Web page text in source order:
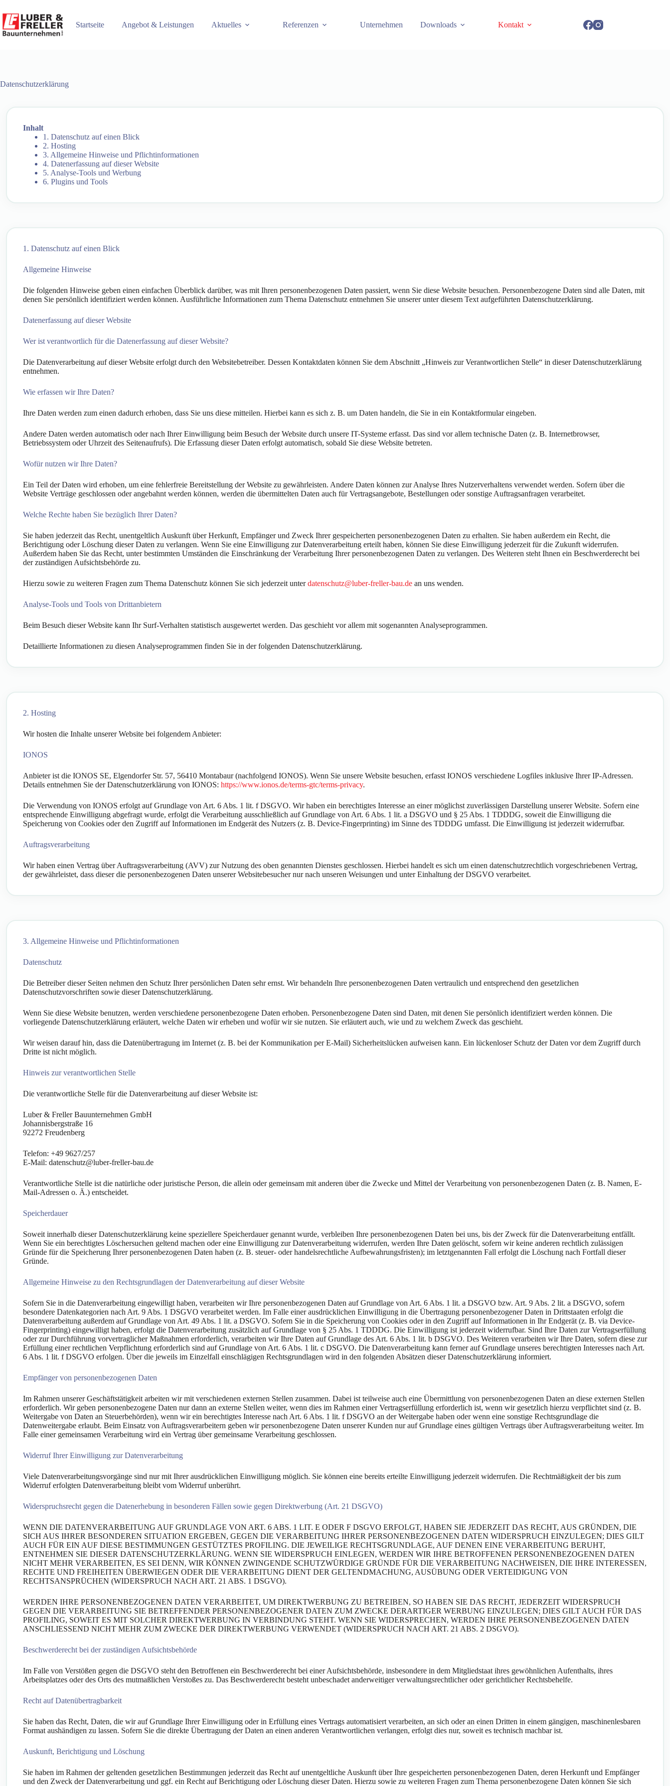
Inhalt
springen
Startseite Angebot & Leistungen Aktuelles Referenzen Unternehmen Downloads Kontakt
Datenschutz­erklärung
Inhalt
1. Datenschutz auf einen Blick
2. Hosting
3. Allgemeine Hinweise und Pflicht­informationen
4. Datenerfassung auf dieser Website
5. Analyse-Tools und Werbung
6. Plugins und Tools
1. Datenschutz auf einen Blick
Allgemeine Hinweise
Die folgenden Hinweise geben einen einfachen Überblick darüber, was mit Ihren personenbezogenen Daten passiert, wenn Sie diese Website besuchen. Personenbezogene Daten sind alle Daten, mit
denen Sie persönlich identifiziert werden können. Ausführliche Informationen zum Thema Datenschutz entnehmen Sie unserer unter diesem Text aufgeführten Datenschutzerklärung.
Datenerfassung auf dieser Website
Wer ist verantwortlich für die Datenerfassung auf dieser Website?
Die Datenverarbeitung auf dieser Website erfolgt durch den Websitebetreiber. Dessen Kontaktdaten können Sie dem Abschnitt „Hinweis zur Verantwortlichen Stelle“ in dieser Datenschutzerklärung
entnehmen.
Wie erfassen wir Ihre Daten?
Ihre Daten werden zum einen dadurch erhoben, dass Sie uns diese mitteilen. Hierbei kann es sich z. B. um Daten handeln, die Sie in ein Kontaktformular eingeben.
Andere Daten werden automatisch oder nach Ihrer Einwilligung beim Besuch der Website durch unsere IT-Systeme erfasst. Das sind vor allem technische Daten (z. B. Internetbrowser,
Betriebssystem oder Uhrzeit des Seitenaufrufs). Die Erfassung dieser Daten erfolgt automatisch, sobald Sie diese Website betreten.
Wofür nutzen wir Ihre Daten?
Ein Teil der Daten wird erhoben, um eine fehlerfreie Bereitstellung der Website zu gewährleisten. Andere Daten können zur Analyse Ihres Nutzerverhaltens verwendet werden. Sofern über die
Website Verträge geschlossen oder angebahnt werden können, werden die übermittelten Daten auch für Vertragsangebote, Bestellungen oder sonstige Auftragsanfragen verarbeitet.
Welche Rechte haben Sie bezüglich Ihrer Daten?
Sie haben jederzeit das Recht, unentgeltlich Auskunft über Herkunft, Empfänger und Zweck Ihrer gespeicherten personenbezogenen Daten zu erhalten. Sie haben außerdem ein Recht, die
Berichtigung oder Löschung dieser Daten zu verlangen. Wenn Sie eine Einwilligung zur Datenverarbeitung erteilt haben, können Sie diese Einwilligung jederzeit für die Zukunft widerrufen.
Außerdem haben Sie das Recht, unter bestimmten Umständen die Einschränkung der Verarbeitung Ihrer personenbezogenen Daten zu verlangen. Des Weiteren steht Ihnen ein Beschwerderecht bei
der zuständigen Aufsichtsbehörde zu.
Hierzu sowie zu weiteren Fragen zum Thema Datenschutz können Sie sich jederzeit unterdatenschutz@luber-freller-bau.de an uns wenden.
Analyse-Tools und Tools von Dritt­anbietern
Beim Besuch dieser Website kann Ihr Surf-Verhalten statistisch ausgewertet werden. Das geschieht vor allem mit sogenannten Analyseprogrammen.
Detaillierte Informationen zu diesen Analyseprogrammen finden Sie in der folgenden Datenschutzerklärung.
2. Hosting
Wir hosten die Inhalte unserer Website bei folgendem Anbieter:
IONOS
Anbieter ist die IONOS SE, Elgendorfer Str. 57, 56410 Montabaur (nachfolgend IONOS). Wenn Sie unsere Website besuchen, erfasst IONOS verschiedene Logfiles inklusive Ihrer IP-Adressen.
Details entnehmen Sie der Datenschutzerklärung von IONOS: https://www.ionos.de/terms-gtc/terms-privacy.
Die Verwendung von IONOS erfolgt auf Grundlage von Art. 6 Abs. 1 lit. f DSGVO. Wir haben ein berechtigtes Interesse an einer möglichst zuverlässigen Darstellung unserer Website. Sofern eine
entsprechende Einwilligung abgefragt wurde, erfolgt die Verarbeitung ausschließlich auf Grundlage von Art. 6 Abs. 1 lit. a DSGVO und § 25 Abs. 1 TDDDG, soweit die Einwilligung die
Speicherung von Cookies oder den Zugriff auf Informationen im Endgerät des Nutzers (z. B. Device-Fingerprinting) im Sinne des TDDDG umfasst. Die Einwilligung ist jederzeit widerrufbar.
Auftragsverarbeitung
Wir haben einen Vertrag über Auftragsverarbeitung (AVV) zur Nutzung des oben genannten Dienstes geschlossen. Hierbei handelt es sich um einen datenschutzrechtlich vorgeschriebenen Vertrag,
der gewährleistet, dass dieser die personenbezogenen Daten unserer Websitebesucher nur nach unseren Weisungen und unter Einhaltung der DSGVO verarbeitet.
3. Allgemeine Hinweise und Pflicht­informationen
Datenschutz
Die Betreiber dieser Seiten nehmen den Schutz Ihrer persönlichen Daten sehr ernst. Wir behandeln Ihre personenbezogenen Daten vertraulich und entsprechend den gesetzlichen
Datenschutzvorschriften sowie dieser Datenschutzerklärung.
Wenn Sie diese Website benutzen, werden verschiedene personenbezogene Daten erhoben. Personenbezogene Daten sind Daten, mit denen Sie persönlich identifiziert werden können. Die
vorliegende Datenschutzerklärung erläutert, welche Daten wir erheben und wofür wir sie nutzen. Sie erläutert auch, wie und zu welchem Zweck das geschieht.
Wir weisen darauf hin, dass die Datenübertragung im Internet (z. B. bei der Kommunikation per E-Mail) Sicherheitslücken aufweisen kann. Ein lückenloser Schutz der Daten vor dem Zugriff durch
Dritte ist nicht möglich.
Hinweis zur verantwortlichen Stelle
Die verantwortliche Stelle für die Datenverarbeitung auf dieser Website ist:
Luber & Freller Bauunternehmen GmbH
Johannisbergstraße 16
92272 Freudenberg
Telefon: +49 9627/257
E-Mail: datenschutz@luber-freller-bau.de
Verantwortliche Stelle ist die natürliche oder juristische Person, die allein oder gemeinsam mit anderen über die Zwecke und Mittel der Verarbeitung von personenbezogenen Daten (z. B. Namen, E-
Mail-Adressen o. Ä.) entscheidet.
Speicherdauer
Soweit innerhalb dieser Datenschutzerklärung keine speziellere Speicherdauer genannt wurde, verbleiben Ihre personenbezogenen Daten bei uns, bis der Zweck für die Datenverarbeitung entfällt.
Wenn Sie ein berechtigtes Löschersuchen geltend machen oder eine Einwilligung zur Datenverarbeitung widerrufen, werden Ihre Daten gelöscht, sofern wir keine anderen rechtlich zulässigen
Gründe für die Speicherung Ihrer personenbezogenen Daten haben (z. B. steuer- oder handelsrechtliche Aufbewahrungsfristen); im letztgenannten Fall erfolgt die Löschung nach Fortfall dieser
Gründe.
Allgemeine Hinweise zu den Rechtsgrundlagen der Datenverarbeitung auf dieser Website
Sofern Sie in die Datenverarbeitung eingewilligt haben, verarbeiten wir Ihre personenbezogenen Daten auf Grundlage von Art. 6 Abs. 1 lit. a DSGVO bzw. Art. 9 Abs. 2 lit. a DSGVO, sofern
besondere Datenkategorien nach Art. 9 Abs. 1 DSGVO verarbeitet werden. Im Falle einer ausdrücklichen Einwilligung in die Übertragung personenbezogener Daten in Drittstaaten erfolgt die
Datenverarbeitung außerdem auf Grundlage von Art. 49 Abs. 1 lit. a DSGVO. Sofern Sie in die Speicherung von Cookies oder in den Zugriff auf Informationen in Ihr Endgerät (z. B. via Device-
Fingerprinting) eingewilligt haben, erfolgt die Datenverarbeitung zusätzlich auf Grundlage von § 25 Abs. 1 TDDDG. Die Einwilligung ist jederzeit widerrufbar. Sind Ihre Daten zur Vertragserfüllung
oder zur Durchführung vorvertraglicher Maßnahmen erforderlich, verarbeiten wir Ihre Daten auf Grundlage des Art. 6 Abs. 1 lit. b DSGVO. Des Weiteren verarbeiten wir Ihre Daten, sofern diese zur
Erfüllung einer rechtlichen Verpflichtung erforderlich sind auf Grundlage von Art. 6 Abs. 1 lit. c DSGVO. Die Datenverarbeitung kann ferner auf Grundlage unseres berechtigten Interesses nach Art.
6 Abs. 1 lit. f DSGVO erfolgen. Über die jeweils im Einzelfall einschlägigen Rechtsgrundlagen wird in den folgenden Absätzen dieser Datenschutzerklärung informiert.
Empfänger von personenbezogenen Daten
Im Rahmen unserer Geschäftstätigkeit arbeiten wir mit verschiedenen externen Stellen zusammen. Dabei ist teilweise auch eine Übermittlung von personenbezogenen Daten an diese externen Stellen
erforderlich. Wir geben personenbezogene Daten nur dann an externe Stellen weiter, wenn dies im Rahmen einer Vertragserfüllung erforderlich ist, wenn wir gesetzlich hierzu verpflichtet sind (z. B.
Weitergabe von Daten an Steuerbehörden), wenn wir ein berechtigtes Interesse nach Art. 6 Abs. 1 lit. f DSGVO an der Weitergabe haben oder wenn eine sonstige Rechtsgrundlage die
Datenweitergabe erlaubt. Beim Einsatz von Auftragsverarbeitern geben wir personenbezogene Daten unserer Kunden nur auf Grundlage eines gültigen Vertrags über Auftragsverarbeitung weiter. Im
Falle einer gemeinsamen Verarbeitung wird ein Vertrag über gemeinsame Verarbeitung geschlossen.
Widerruf Ihrer Einwilligung zur Datenverarbeitung
Viele Datenverarbeitungsvorgänge sind nur mit Ihrer ausdrücklichen Einwilligung möglich. Sie können eine bereits erteilte Einwilligung jederzeit widerrufen. Die Rechtmäßigkeit der bis zum
Widerruf erfolgten Datenverarbeitung bleibt vom Widerruf unberührt.
Widerspruchsrecht gegen die Datenerhebung in besonderen Fällen sowie gegen Direktwerbung (Art. 21 DSGVO)
WENN DIE DATENVERARBEITUNG AUF GRUNDLAGE VON ART. 6 ABS. 1 LIT. E ODER F DSGVO ERFOLGT, HABEN SIE JEDERZEIT DAS RECHT, AUS GRÜNDEN, DIE
SICH AUS IHRER BESONDEREN SITUATION ERGEBEN, GEGEN DIE VERARBEITUNG IHRER PERSONENBEZOGENEN DATEN WIDERSPRUCH EINZULEGEN; DIES GILT
AUCH FÜR EIN AUF DIESE BESTIMMUNGEN GESTÜTZTES PROFILING. DIE JEWEILIGE RECHTSGRUNDLAGE, AUF DENEN EINE VERARBEITUNG BERUHT,
ENTNEHMEN SIE DIESER DATENSCHUTZERKLÄRUNG. WENN SIE WIDERSPRUCH EINLEGEN, WERDEN WIR IHRE BETROFFENEN PERSONENBEZOGENEN DATEN
NICHT MEHR VERARBEITEN, ES SEI DENN, WIR KÖNNEN ZWINGENDE SCHUTZWÜRDIGE GRÜNDE FÜR DIE VERARBEITUNG NACHWEISEN, DIE IHRE INTERESSEN,
RECHTE UND FREIHEITEN ÜBERWIEGEN ODER DIE VERARBEITUNG DIENT DER GELTENDMACHUNG, AUSÜBUNG ODER VERTEIDIGUNG VON
RECHTSANSPRÜCHEN (WIDERSPRUCH NACH ART. 21 ABS. 1 DSGVO).
WERDEN IHRE PERSONENBEZOGENEN DATEN VERARBEITET, UM DIREKTWERBUNG ZU BETREIBEN, SO HABEN SIE DAS RECHT, JEDERZEIT WIDERSPRUCH
GEGEN DIE VERARBEITUNG SIE BETREFFENDER PERSONENBEZOGENER DATEN ZUM ZWECKE DERARTIGER WERBUNG EINZULEGEN; DIES GILT AUCH FÜR DAS
PROFILING, SOWEIT ES MIT SOLCHER DIREKTWERBUNG IN VERBINDUNG STEHT. WENN SIE WIDERSPRECHEN, WERDEN IHRE PERSONENBEZOGENEN DATEN
ANSCHLIESSEND NICHT MEHR ZUM ZWECKE DER DIREKTWERBUNG VERWENDET (WIDERSPRUCH NACH ART. 21 ABS. 2 DSGVO).
Beschwerde­recht bei der zuständigen Aufsichts­behörde
Im Falle von Verstößen gegen die DSGVO steht den Betroffenen ein Beschwerderecht bei einer Aufsichtsbehörde, insbesondere in dem Mitgliedstaat ihres gewöhnlichen Aufenthalts, ihres
Arbeitsplatzes oder des Orts des mutmaßlichen Verstoßes zu. Das Beschwerderecht besteht unbeschadet anderweitiger verwaltungsrechtlicher oder gerichtlicher Rechtsbehelfe.
Recht auf Daten­übertrag­barkeit
Sie haben das Recht, Daten, die wir auf Grundlage Ihrer Einwilligung oder in Erfüllung eines Vertrags automatisiert verarbeiten, an sich oder an einen Dritten in einem gängigen, maschinenlesbaren
Format aushändigen zu lassen. Sofern Sie die direkte Übertragung der Daten an einen anderen Verantwortlichen verlangen, erfolgt dies nur, soweit es technisch machbar ist.
Auskunft, Berichtigung und Löschung
Sie haben im Rahmen der geltenden gesetzlichen Bestimmungen jederzeit das Recht auf unentgeltliche Auskunft über Ihre gespeicherten personenbezogenen Daten, deren Herkunft und Empfänger
und den Zweck der Datenverarbeitung und ggf. ein Recht auf Berichtigung oder Löschung dieser Daten. Hierzu sowie zu weiteren Fragen zum Thema personenbezogene Daten können Sie sich